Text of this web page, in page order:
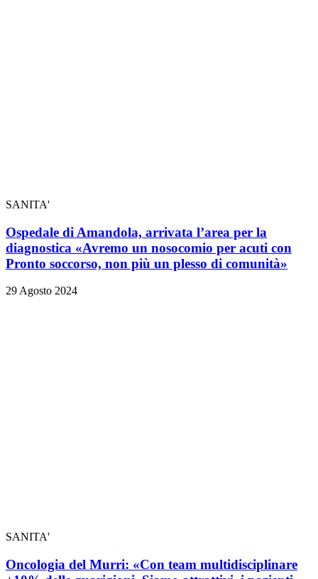
SANITA'
Ospedale di Amandola, arrivata l’area per la
diagnostica «Avremo un nosocomio per acuti con
Pronto soccorso, non più un plesso di comunità»
29 Agosto 2024
SANITA'
Oncologia del Murri: «Con team multidisciplinare